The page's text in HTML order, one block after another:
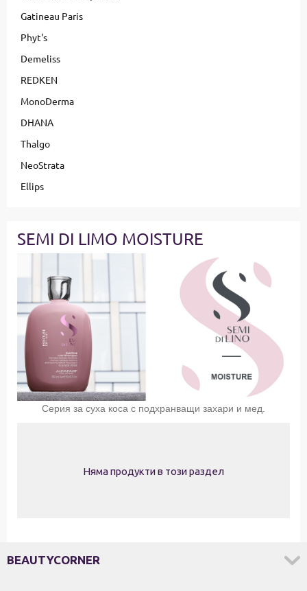
Gatineau Paris
Phyt's
Demeliss
REDKEN
MonoDerma
DHANA
Thalgo
NeoStrata
Ellips
SEMI DI LIMO MOISTURE
Серия за суха коса с подхранващи захари и мед.
Няма продукти в този раздел
BEAUTYCORNER